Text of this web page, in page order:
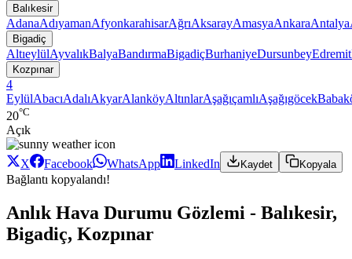
Balıkesir
AdanaAdıyamanAfyonkarahisarAğrıAksarayAmasyaAnkaraAntalya
Bigadiç
AltıeylülAyvalıkBalyaBandırmaBigadiçBurhaniyeDursunbeyEdremit
Kozpınar
4
EylülAbacıAdalıAkyarAlanköyAltınlarAşağıçamlıAşağıgöcek
20°C
Açık
X Facebook WhatsApp LinkedIn Kaydet Kopyala
Bağlantı kopyalandı!
Anlık Hava Durumu Gözlemi - Balıkesir,
Bigadiç, Kozpınar